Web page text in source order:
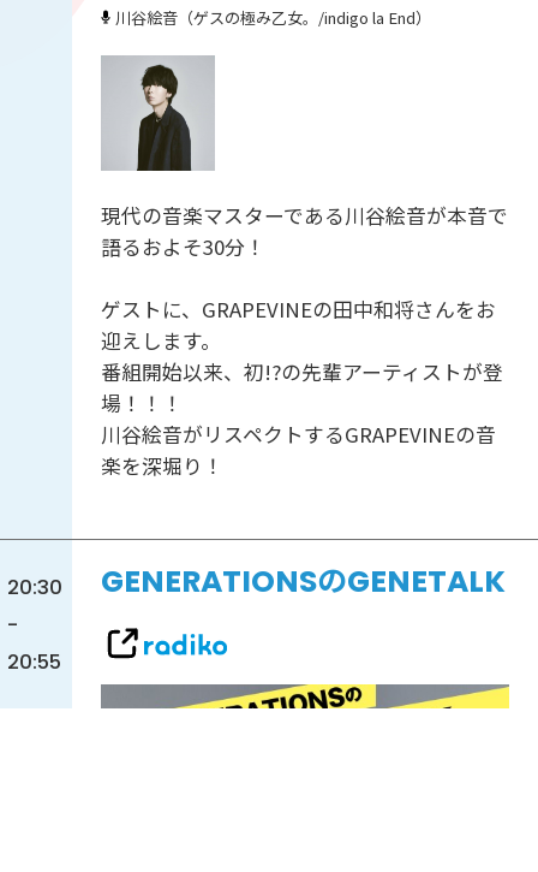
川谷絵音（ゲスの極み乙女。/indigo la End）
現代の音楽マスターである川谷絵音が本音で
語るおよそ30分！
ゲストに、GRAPEVINEの田中和将さんをお
迎えします。
番組開始以来、初!?の先輩アーティストが登
場！！！
川谷絵音がリスペクトするGRAPEVINEの音
楽を深堀り！
20:30
-
20:55
GENERATIONSのGENETALK